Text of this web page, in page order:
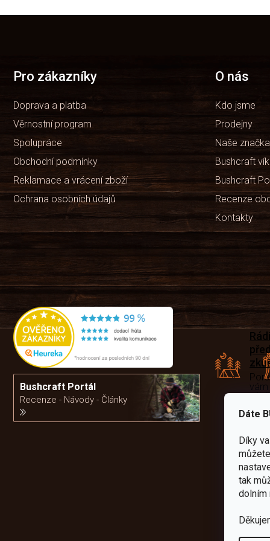
Dáte
Díky
tak
dolním
Pro zákazníky
Doprava a platba
Věrnostní program
Spolupráce
Obchodní podmínky
Reklamace a vrácení zboží
Ochrana osobních údajů
O nás
Kdo jsme
Prodejny
Naše
Bushcraft
Bushcraft
Recenze
Kontakty
Bushcraft Portál
Recenze - Návody - Články
Rádi
vám